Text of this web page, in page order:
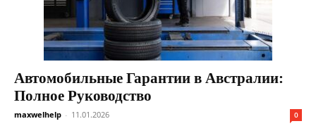
Автомобильные Гарантии в Австралии:
Полное Руководство
maxwelhelp - 11.01.2026 0